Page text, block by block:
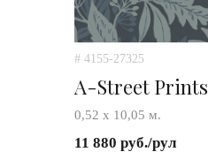
# 4155-27325
A-Street Prints
0,52 х 10,05 м.
11 880 руб./рул